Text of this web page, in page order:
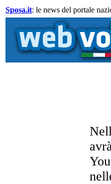
Sposa.it: le news del portale